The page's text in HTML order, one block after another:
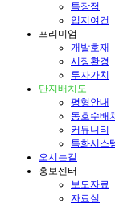
특장점
입지여건
프리미엄
개발호재
시장환경
투자가치
단지배치도
평형안내
동호수배
커뮤니티
특화시스
오시는길
홍보센터
보도자료
자료실